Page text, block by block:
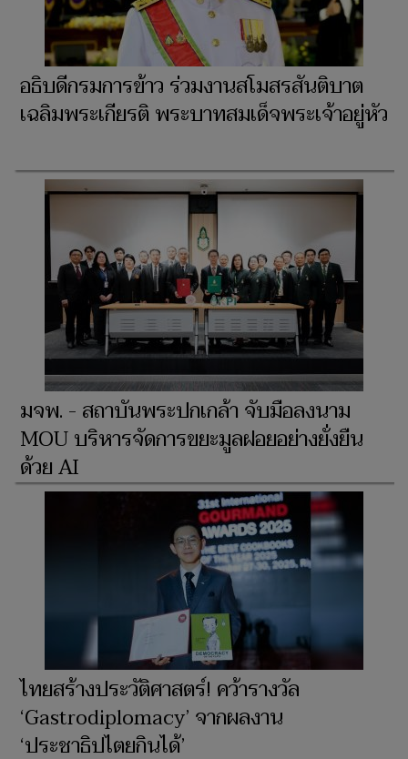
อธิบดีกรมการข้าว ร่วมงานสโมสรสันติบาต
เฉลิมพระเกียรติ พระบาทสมเด็จพระเจ้าอยู่หัว
มจพ. - สถาบันพระปกเกล้า จับมือลงนาม
MOU บริหารจัดการขยะมูลฝอยอย่างยั่งยืน
ด้วย AI
ไทยสร้างประวัติศาสตร์! คว้ารางวัล
‘Gastrodiplomacy’ จากผลงาน
‘ประชาธิปไตยกินได้’